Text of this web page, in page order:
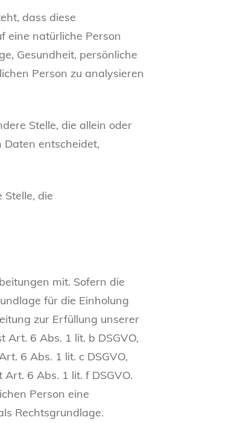
dass diese
eine natürliche Person
Gesundheit, persönliche
Person zu analysieren
Stelle, die allein oder
entscheidet,
die
mit. Sofern die
für die Einholung
zur Erfüllung unserer
6 Abs. 1 lit. b DSGVO,
6 Abs. 1 lit. c DSGVO,
6 Abs. 1 lit. f DSGVO.
Person eine
Rechtsgrundlage.